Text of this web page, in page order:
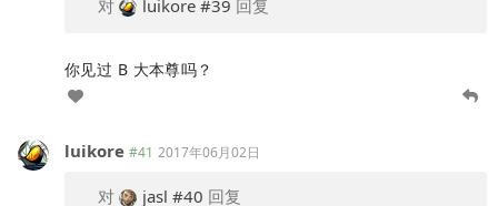
对 luikore #39 回复
你见过 B 大本尊吗？
luikore #41 2017年06月02日
对 jasl #40 回复